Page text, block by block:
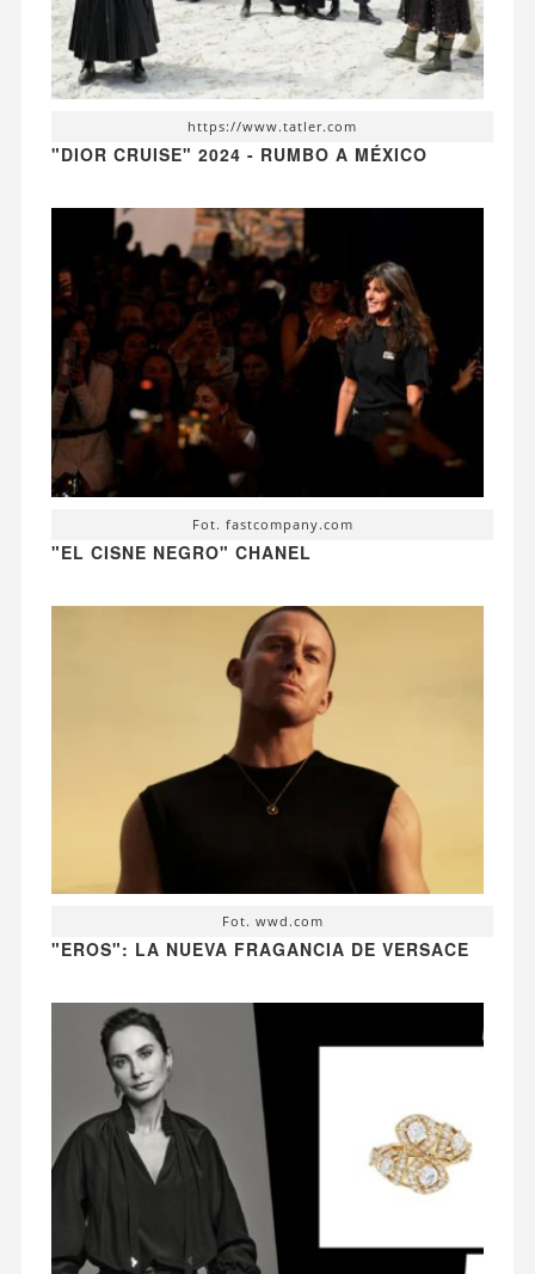
https://www.tatler.com
"DIOR CRUISE" 2024 - RUMBO A MÉXICO
Fot. fastcompany.com
"EL CISNE NEGRO" CHANEL
Fot. wwd.com
"EROS": LA NUEVA FRAGANCIA DE VERSACE